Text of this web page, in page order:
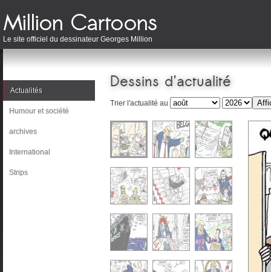
Le site officiel du dessinateur Georges Million
Actualités
Humour et société
archives
International
Strips
Dessins d'actualité
Trier l'actualité au